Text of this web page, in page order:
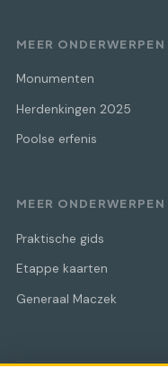
MEER ONDERWERPEN
Monumenten
Herdenkingen 2025
Poolse erfenis
MEER ONDERWERPEN
Praktische gids
Etappe kaarten
Generaal Maczek